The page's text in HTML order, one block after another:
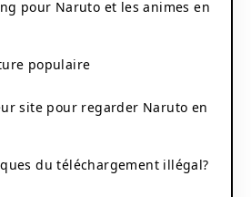
pour Naruto et les animes en
populaire
site pour regarder Naruto en
du téléchargement illégal?